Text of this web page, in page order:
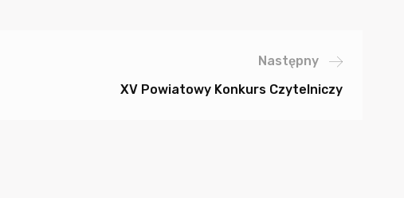
Następny
XV Powiatowy Konkurs Czytelniczy